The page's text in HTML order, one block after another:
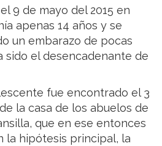
9 de mayo del 2015 en
apenas 14 años y se
un embarazo de pocas
sido el desencadenante de
fue encontrado el 3
la casa de los abuelos de
que en ese entonces
la hipótesis principal, la